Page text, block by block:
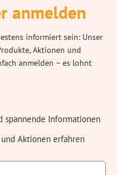
anmelden
informiert sein: Unser
Aktionen und
anmelden – es lohnt
spannende Informationen
Aktionen erfahren